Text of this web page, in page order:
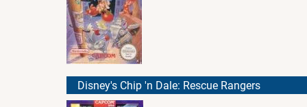
Disney's Chip 'n Dale: Rescue Rangers